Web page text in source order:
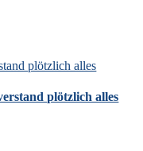
plötzlich alles
plötzlich alles